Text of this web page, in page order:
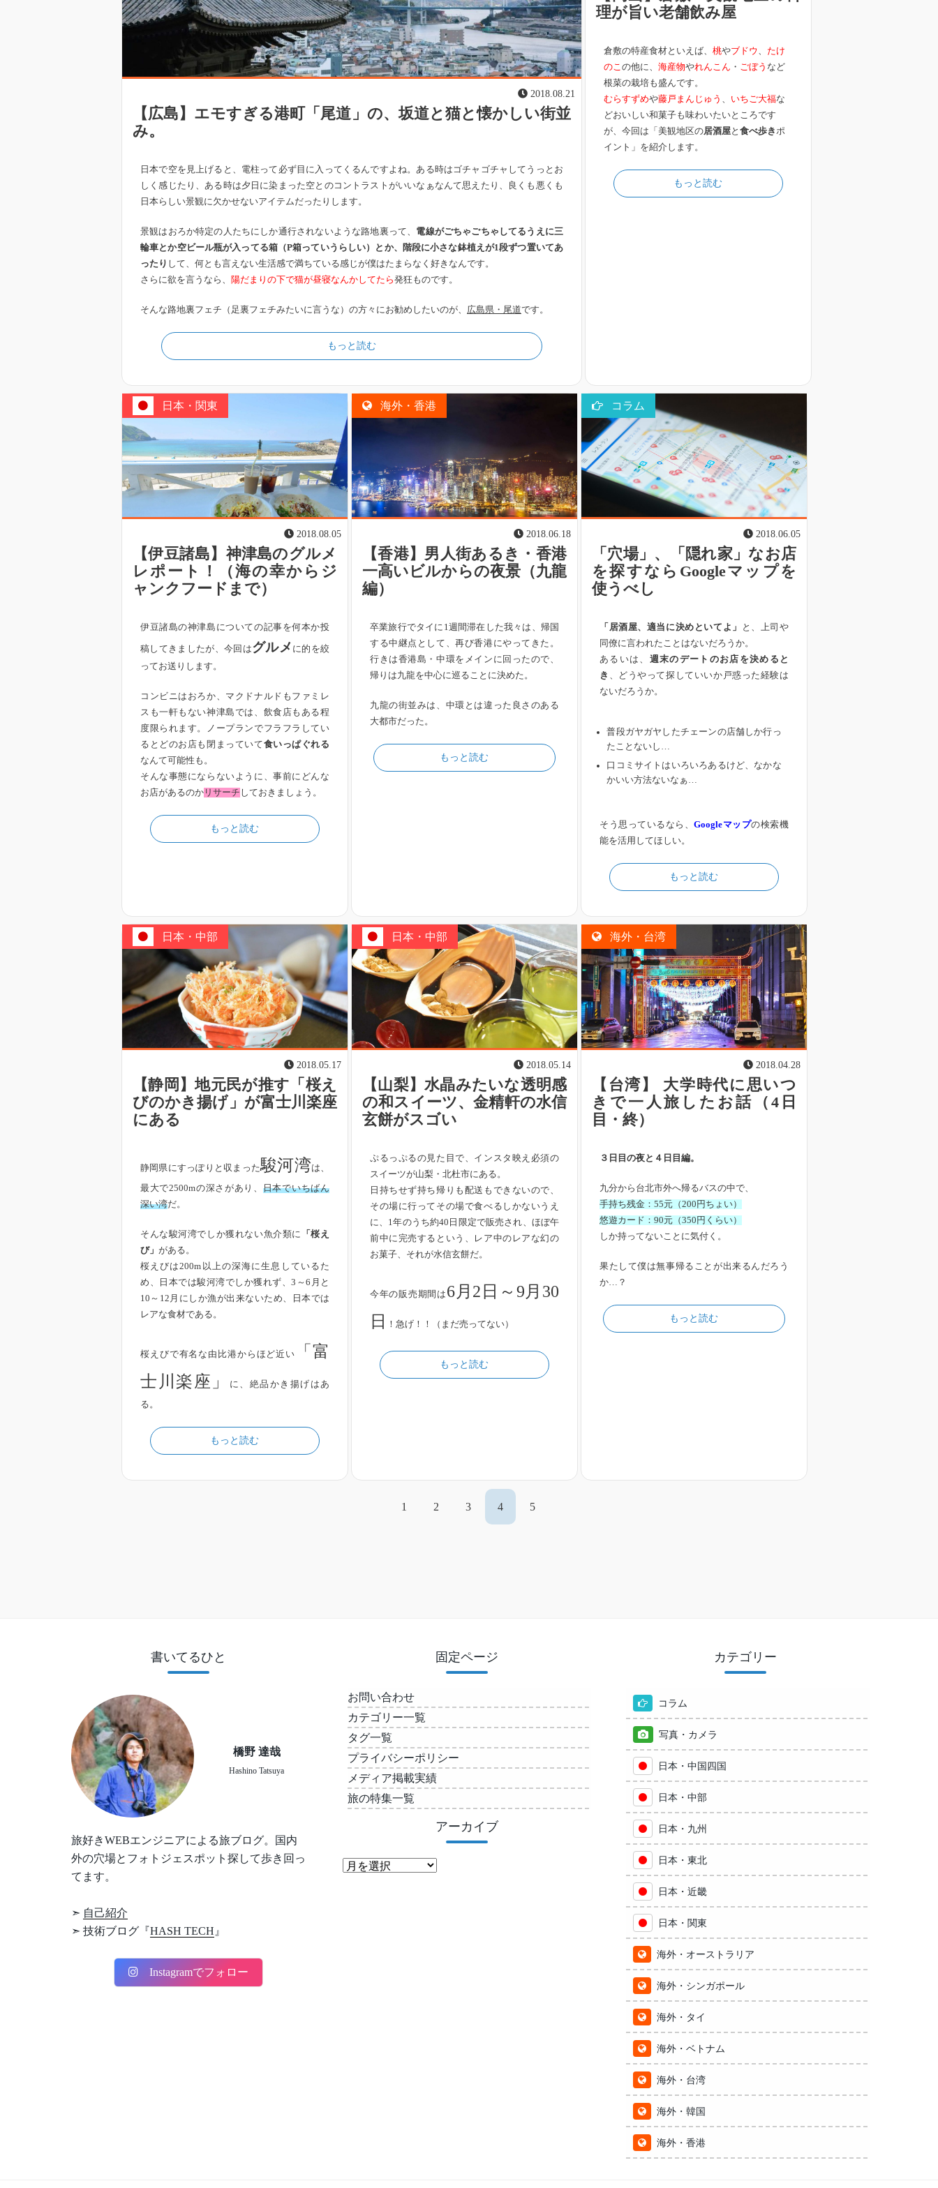
2018.08.21
【広島】エモすぎる港町「尾道」の、坂道と猫と懐かしい街並
み。
日本で空を見上げると、電柱って必ず目に入ってくるんですよね。ある時はゴチャゴチャしてうっとお
しく感じたり、ある時は夕日に染まった空とのコントラストがいいなぁなんて思えたり、良くも悪くも
日本らしい景観に欠かせないアイテムだったりします。
景観はおろか特定の人たちにしか通行されないような路地裏って、 電線がごちゃごちゃしてるうえに三
輪車とか空ビール瓶が入ってる箱（P箱っていうらしい）とか、階段に小さな鉢植えが1段ずつ置いてあ
ったり して、何とも言えない生活感で満ちている感じが僕はたまらなく好きなんです。
さらに欲を言うなら、
陽だまりの下で猫が昼寝なんかしてたら発狂ものです。
そんな路地裏フェチ（足裏フェチみたいに言うな）の方々にお勧めしたいのが、 広島県・尾道です。
もっと読む
理が旨い老舗飲み屋
倉敷の特産食材といえば、 桃やブドウ 、 たけ
のこの他に、 海産物やれんこん ・ ごぼう など
根菜の栽培も盛んです。
むらすずめや藤戸まんじゅう 、 いちご大福な
どおいしい和菓子も味わいたいところです
が、今回は「美観地区の居酒屋と 食べ歩きポ
イント」を紹介します。
もっと読む
日本・関東
2018.08.05
【伊豆諸島】神津島のグルメ
レポート！（海の幸からジ
ャンクフードまで）
伊豆諸島の神津島についての記事を何本か投
稿してきましたが、今回はグルメ に的を絞
ってお送りします。
コンビニはおろか、マクドナルドもファミレ
スも一軒もない神津島では、飲食店もある程
度限られます。ノープランでフラフラしてい
るとどのお店も閉まっていて食いっぱぐれる
なんて可能性も。
そんな事態にならないように、事前にどんな
お店があるのか リサーチ しておきましょう。
もっと読む
海外・香港
2018.06.18
【香港】男人街あるき・香港
一高いビルからの夜景（九龍
編）
卒業旅行でタイに1週間滞在した我々は、帰国
する中継点として、再び香港にやってきた。
行きは香港島・中環をメインに回ったので、
帰りは九龍を中心に巡ることに決めた。
九龍の街並みは、中環とは違った良さのある
大都市だった。
もっと読む
コラム
2018.06.05
「穴場」、「隠れ家」なお店
を探すならGoogleマップを
使うべし
「居酒屋、適当に決めといてよ」
と、上司や
同僚に言われたことはないだろうか。
あるいは、 週末のデートのお店を決めると
き 、どうやって探していいか戸惑った経験は
ないだろうか。
普段ガヤガヤしたチェーンの店舗しか行っ
たことないし…
口コミサイトはいろいろあるけど、なかな
かいい方法ないなぁ…
そう思っているなら、Googleマップの検索機
能を活用してほしい。
もっと読む
日本・中部
2018.05.17
【静岡】地元民が推す「桜え
びのかき揚げ」が富士川楽座
にある
静岡県にすっぽりと収まった駿河湾は、
最大で2500mの深さがあり、 日本でいちばん
深い湾だ。
そんな駿河湾でしか獲れない魚介類に
「桜え
び」 がある。
桜えびは200m以上の深海に生息しているた
め、日本では駿河湾でしか獲れず、3～6月と
10～12月にしか漁が出来ないため、日本では
レアな食材である。
桜えびで有名な由比港からほど近い
「富
士川楽座」
に、絶品かき揚げはあ
る。
もっと読む
日本・中部
2018.05.14
【山梨】水晶みたいな透明感
の和スイーツ、金精軒の水信
玄餅がスゴい
ぷるっぷるの見た目で、インスタ映え必須の
スイーツが山梨・北杜市にある。
日持ちせず持ち帰りも配送もできないので、
その場に行ってその場で食べるしかないうえ
に、1年のうち約40日限定で販売され、ほぼ午
前中に完売するという、レア中のレアな幻の
お菓子、それが水信玄餅だ。
今年の販売期間は 6月2日～9月30
日
！急げ！！（まだ売ってない）
もっと読む
海外・台湾
2018.04.28
【台湾】 大学時代に思いつ
きで一人旅したお話（4日
目・終）
３日目の夜と４日目編。
九分から台北市外へ帰るバスの中で、
手持ち残金：55元（200円ちょい）
悠遊カード：90元（350円くらい）
しか持ってないことに気付く。
果たして僕は無事帰ることが出来るんだろう
か…？
もっと読む
1 2 3 4 5
書いてるひと
橋野 達哉
Hashino Tatsuya
旅好きWEBエンジニアによる旅ブログ。国内
外の穴場とフォトジェスポット探して歩き回っ
てます。
➣ 自己紹介
➣ 技術ブログ『HASH TECH 』
Instagramでフォロー
固定ページ
お問い合わせ
カテゴリー一覧
タグ一覧
プライバシーポリシー
メディア掲載実績
旅の特集一覧
アーカイブ
ア
カテゴリー
コラム
写真・カメラ
日本・中国四国
日本・中部
日本・九州
日本・東北
日本・近畿
日本・関東
海外・オーストラリア
海外・シンガポール
海外・タイ
海外・ベトナム
海外・台湾
海外・韓国
海外・香港